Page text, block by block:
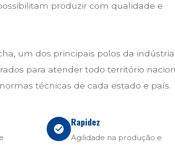
produzir com qualidade e
um dos principais polos da indústria
para atender todo território
técnicas de cada estado e país.
Rapidez
Agilidade na produção e